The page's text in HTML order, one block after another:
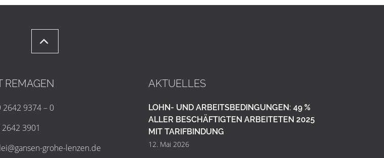
REMAGEN
2642 9374 – 0
3901
lei@gansen-grohe-lenzen.de
AKTUELLES
LOHN- UND ARBEITSBEDINGUNGEN: 49 %
ALLER BESCHÄFTIGTEN ARBEITETEN 2025
MIT TARIFBINDUNG
12. Mai 2026